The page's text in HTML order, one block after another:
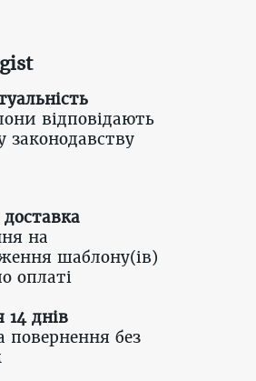
відповідають
законодавству
на
шаблону(ів)
оплаті
14 днів
повернення без